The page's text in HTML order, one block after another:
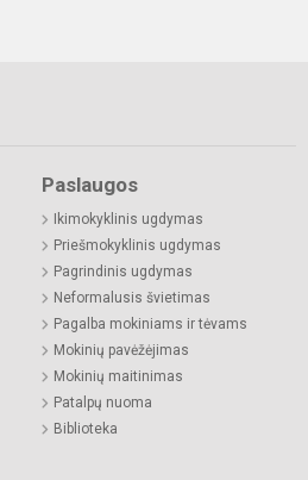
Paslaugos
Ikimokyklinis ugdymas
Priešmokyklinis ugdymas
Pagrindinis ugdymas
Neformalusis švietimas
Pagalba mokiniams ir tėvams
Mokinių pavėžėjimas
Mokinių maitinimas
Patalpų nuoma
Biblioteka